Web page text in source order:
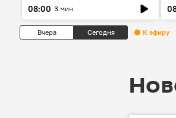
08:00 3 мин
Вчера Сегодня К эфиру